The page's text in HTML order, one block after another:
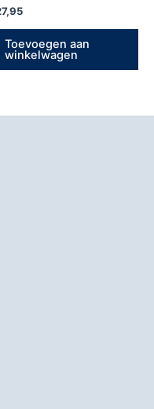
Toevoegen aan
winkelwagen